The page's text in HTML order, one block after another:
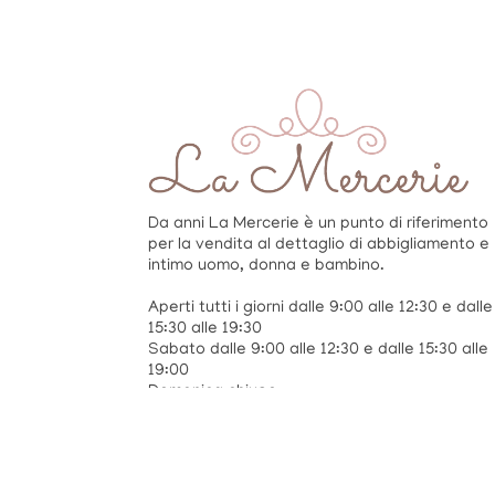
Da anni La Mercerie è un punto di riferimento
per la vendita al dettaglio di abbigliamento e
intimo uomo, donna e bambino.
Aperti tutti i giorni dalle 9:00 alle 12:30 e dalle
15:30 alle 19:30
Sabato dalle 9:00 alle 12:30 e dalle 15:30 alle
19:00
Domenica chiuso